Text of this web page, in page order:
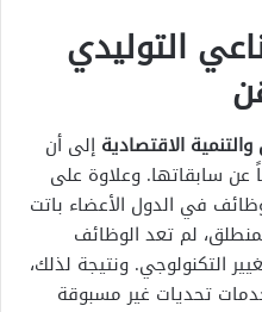
التوليدي
الاقتصادية إلى أن
عن سابقاتها. وعلاوة على
أن 28% من الوظائف في الدول الأعضاء باتت
لم تعد الوظائف
التكنولوجي. ونتيجة لذلك،
تحديات غير مسبوقة